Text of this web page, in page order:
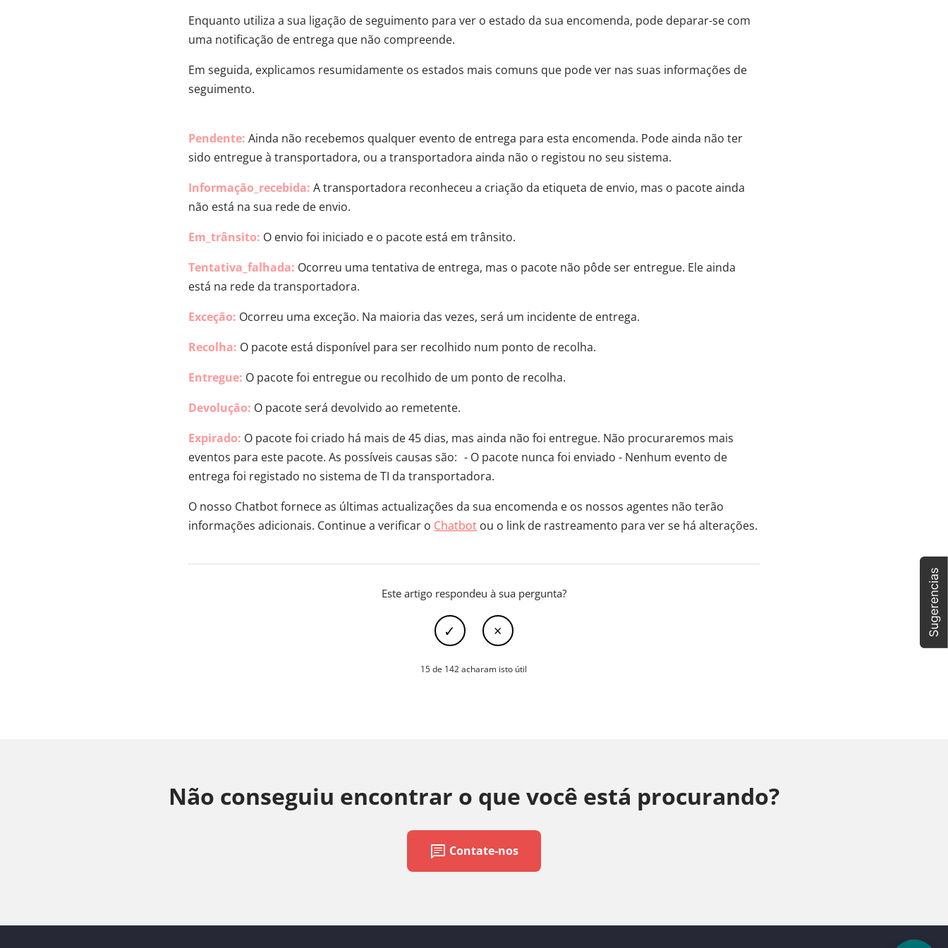
Enquanto utiliza a sua ligação de seguimento para ver o estado da sua encomenda, pode deparar-se com
uma notificação de entrega que não compreende.
Em seguida, explicamos resumidamente os estados mais comuns que pode ver nas suas informações de
seguimento.
Pendente: Ainda não recebemos qualquer evento de entrega para esta encomenda. Pode ainda não ter
sido entregue à transportadora, ou a transportadora ainda não o registou no seu sistema.
Informação_recebida: A transportadora reconheceu a criação da etiqueta de envio, mas o pacote ainda
não está na sua rede de envio.
Em_trânsito: O envio foi iniciado e o pacote está em trânsito.
Tentativa_falhada: Ocorreu uma tentativa de entrega, mas o pacote não pôde ser entregue. Ele ainda
está na rede da transportadora.
Exceção: Ocorreu uma exceção. Na maioria das vezes, será um incidente de entrega.
Recolha: O pacote está disponível para ser recolhido num ponto de recolha.
Entregue: O pacote foi entregue ou recolhido de um ponto de recolha.
Devolução: O pacote será devolvido ao remetente.
Expirado: O pacote foi criado há mais de 45 dias, mas ainda não foi entregue. Não procuraremos mais
eventos para este pacote. As possíveis causas são: - O pacote nunca foi enviado - Nenhum evento de
entrega foi registado no sistema de TI da transportadora.
O nosso Chatbot fornece as últimas actualizações da sua encomenda e os nossos agentes não terão
informações adicionais. Continue a verificar o Chatbot ou o link de rastreamento para ver se há alterações.
Este artigo respondeu à sua pergunta?
15 de 142 acharam isto útil
Não conseguiu encontrar o que você está procurando?
chat Contate-nos